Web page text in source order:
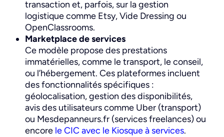
transaction et, parfois, sur la gestion
logistique comme Etsy, Vide Dressing ou
OpenClassrooms.
Marketplace de services
Ce modèle propose des prestations
immatérielles, comme le transport, le conseil,
ou l’hébergement. Ces plateformes incluent
des fonctionnalités spécifiques :
géolocalisation, gestion des disponibilités,
avis des utilisateurs comme Uber (transport)
ou Mesdepanneurs.fr (services freelances) ou
encore le CIC avec le Kiosque à services.